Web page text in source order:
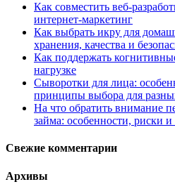
Как совместить веб-
интернет-маркетинг
Как выбрать икру для
хранения, качества и
Как поддержать
нагрузке
Сыворотки для лица:
принципы выбора для
На что обратить внимание
займа: особенности, риски
Свежие комментарии
Архивы